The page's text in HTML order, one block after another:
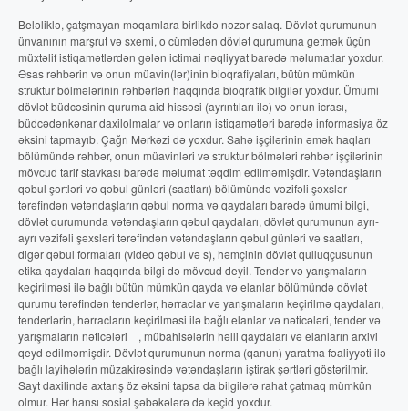
Beləliklə, çatşmayan məqamlara birlikdə nəzər salaq. Dövlət qurumunun
ünvanının marşrut və sxemi, o cümlədən dövlət qurumuna getmək üçün
müxtəlif istiqamətlərdən gələn ictimai nəqliyyat barədə məlumatlar yoxdur.
Əsas rəhbərin və onun müavin(lər)inin bioqrafiyaları, bütün mümkün
struktur bölmələrinin rəhbərləri haqqında bioqrafik bilgilər yoxdur. Ümumi
dövlət büdcəsinin quruma aid hissəsi (ayrıntıları ilə) və onun icrası,
büdcədənkənar daxilolmalar və onların istiqamətləri barədə informasiya öz
əksini tapmayıb. Çağrı Mərkəzi də yoxdur. Sahə işçilərinin əmək haqları
bölümündə rəhbər, onun müavinləri və struktur bölmələri rəhbər işçilərinin
mövcud tarif stavkası barədə məlumat təqdim edilməmişdir. Vətəndaşların
qəbul şərtləri və qəbul günləri (saatları) bölümündə vəzifəli şəxslər
tərəfindən vətəndaşların qəbul norma və qaydaları barədə ümumi bilgi,
dövlət qurumunda vətəndaşların qəbul qaydaları, dövlət qurumunun ayrı-
ayrı vəzifəli şəxsləri tərəfindən vətəndaşların qəbul günləri və saatları,
digər qəbul formaları (video qəbul və s), həmçinin dövlət qulluqçusunun
etika qaydaları haqqında bilgi də mövcud deyil. Tender və yarışmaların
keçirilməsi ilə bağlı bütün mümkün qayda və elanlar bölümündə dövlət
qurumu tərəfindən tenderlər, hərraclar və yarışmaların keçirilmə qaydaları,
tenderlərin, hərracların keçirilməsi ilə bağlı elanlar və nəticələri, tender və
yarışmaların nəticələri , mübahisələrin həlli qaydaları və elanların arxivi
qeyd edilməmişdir. Dövlət qurumunun norma (qanun) yaratma fəaliyyəti ilə
bağlı layihələrin müzakirəsində vətəndaşların iştirak şərtləri göstərilmir.
Sayt daxilində axtarış öz əksini tapsa da bilgilərə rahat çatmaq mümkün
olmur. Hər hansı sosial şəbəkələrə də keçid yoxdur.